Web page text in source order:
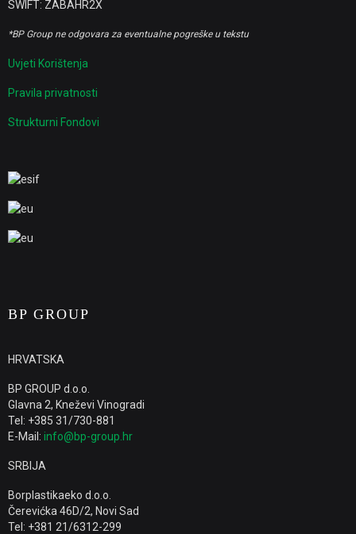
SWIFT: ZABAHR2X
*BP Group ne odgovara za eventualne pogreške u tekstu
Uvjeti Korištenja
Pravila privatnosti
Strukturni Fondovi
BP GROUP
HRVATSKA
BP GROUP d.o.o.
Glavna 2, Kneževi Vinogradi
Tel: +385 31/730-881
E-Mail: info@bp-group.hr
SRBIJA
Borplastikaeko d.o.o.
Čerevićka 46D/2, Novi Sad
Tel: +381 21/6312-299